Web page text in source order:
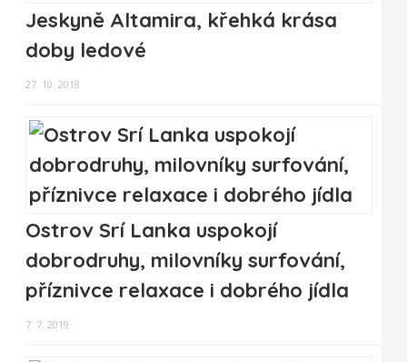
Jeskyně Altamira, křehká krása
doby ledové
27. 10. 2018
Ostrov Srí Lanka uspokojí
dobrodruhy, milovníky surfování,
příznivce relaxace i dobrého jídla
7. 7. 2019